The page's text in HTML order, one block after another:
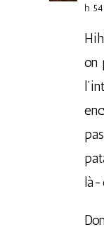
h
on
là-